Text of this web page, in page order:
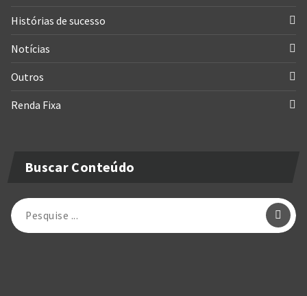
Histórias de sucesso
Notícias
Outros
Renda Fixa
Buscar Conteúdo